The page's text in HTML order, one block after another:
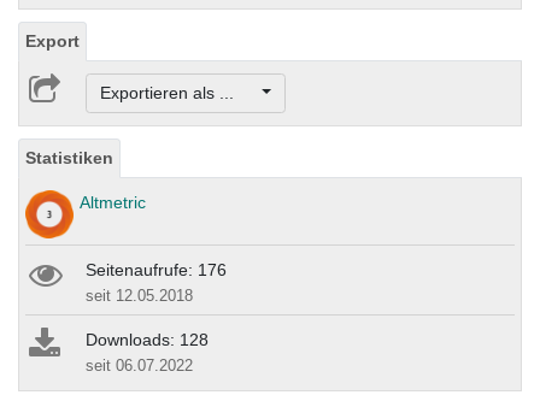
Export
Exportieren als ...
Statistiken
Altmetric
Seitenaufrufe: 176
seit 12.05.2018
Downloads: 128
seit 06.07.2022